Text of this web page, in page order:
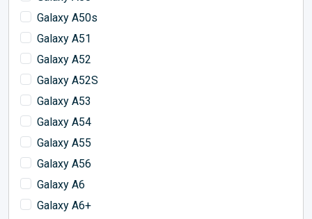
Galaxy A50s
Galaxy A51
Galaxy A52
Galaxy A52S
Galaxy A53
Galaxy A54
Galaxy A55
Galaxy A56
Galaxy A6
Galaxy A6+